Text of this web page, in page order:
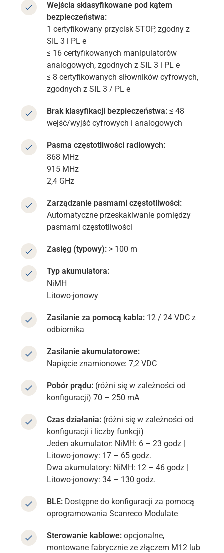
Wejścia sklasyfikowane pod kątem
bezpieczeństwa:
1 certyfikowany przycisk STOP, zgodny z
SIL 3 i PL e
≤ 16 certyfikowanych manipulatorów
analogowych, zgodnych z SIL 3 i PL e
≤ 8 certyfikowanych siłowników cyfrowych,
zgodnych z SIL 3 / PL e
Brak klasyfikacji bezpieczeństwa: ≤ 48
wejść/wyjść cyfrowych i analogowych
Pasma częstotliwości radiowych:
868 MHz
915 MHz
2,4 GHz
Zarządzanie pasmami częstotliwości:
Automatyczne przeskakiwanie pomiędzy
pasmami częstotliwości
Zasięg (typowy): > 100 m
Typ akumulatora:
NiMH
Litowo-jonowy
Zasilanie za pomocą kabla: 12 / 24 VDC z
odbiornika
Zasilanie akumulatorowe:
Napięcie znamionowe: 7,2 VDC
Pobór prądu: (różni się w zależności od
konfiguracji) 70 – 250 mA
Czas działania: (różni się w zależności od
konfiguracji i liczby funkcji)
Jeden akumulator: NiMH: 6 – 23 godz |
Litowo-jonowy: 17 – 65 godz.
Dwa akumulatory: NiMH: 12 – 46 godz |
Litowo-jonowy: 34 – 130 godz.
BLE: Dostępne do konfiguracji za pomocą
oprogramowania Scanreco Modulate
Sterowanie kablowe:opcjonalne,
montowane fabrycznie ze złączem M12 lub